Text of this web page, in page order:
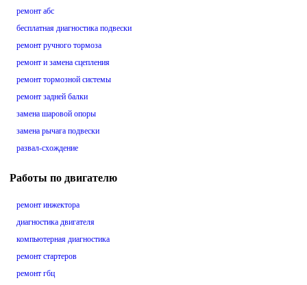
ремонт абс
бесплатная диагностика подвески
ремонт ручного тормоза
ремонт и замена сцепления
ремонт тормозной системы
ремонт задней балки
замена шаровой опоры
замена рычага подвески
развал-схождение
Работы по двигателю
ремонт инжектора
диагностика двигателя
компьютерная диагностика
ремонт стартеров
ремонт гбц